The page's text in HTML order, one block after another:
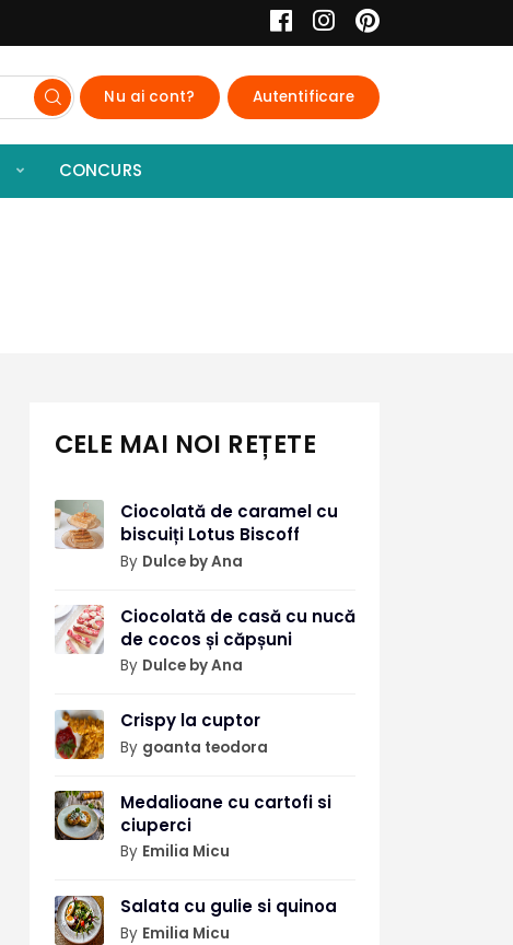
Nu ai cont? Autentificare
CONCURS
CELE MAI NOI REȚETE
Ciocolată de caramel cu
biscuiți Lotus Biscoff
By Dulce by Ana
Ciocolată de casă cu nucă
de cocos și căpșuni
By Dulce by Ana
Crispy la cuptor
By goanta teodora
Medalioane cu cartofi si
ciuperci
By Emilia Micu
Salata cu gulie si quinoa
By Emilia Micu